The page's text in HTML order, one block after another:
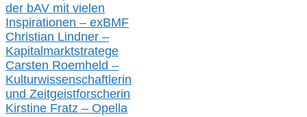
der bAV mit vielen
Inspirationen – exBMF
Christian Lindner –
Kapitalmarktstratege
Carsten Roemheld –
Kulturwissenschaftlerin
und Zeitgeistforscherin
Kirstine Fratz – Opella